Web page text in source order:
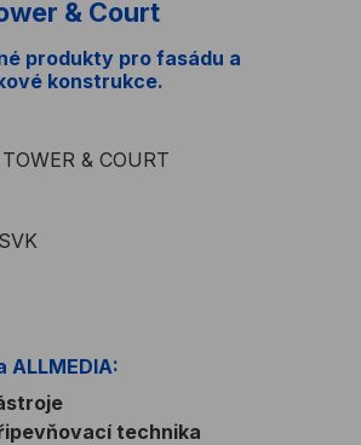
& Court
produkty pro fasádu a
konstrukce.
& COURT
ALLMEDIA:
technika